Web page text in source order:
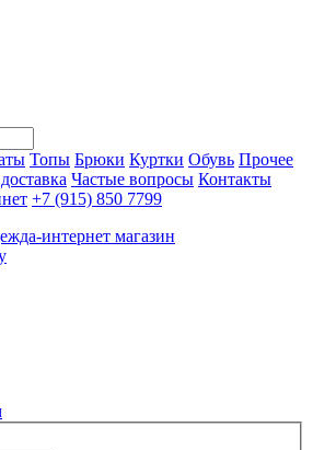
Топы Брюки Куртки Обувь Прочее
Частые вопросы Контакты
+7 (915) 850 7799
интернет магазин